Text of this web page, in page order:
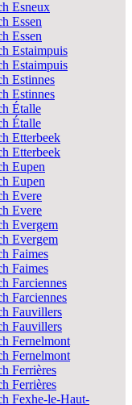
Esneux
Essen
Essen
Estaimpuis
Estaimpuis
Estinnes
Estinnes
Étalle
Étalle
Etterbeek
Etterbeek
Eupen
Eupen
Evere
Evere
Evergem
Evergem
Faimes
Faimes
Farciennes
Farciennes
Fauvillers
Fauvillers
Fernelmont
Fernelmont
Ferrières
Ferrières
Fexhe-le-Haut-